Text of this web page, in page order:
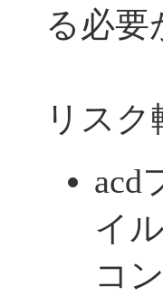
る必要
リスク
acd
イ
コ